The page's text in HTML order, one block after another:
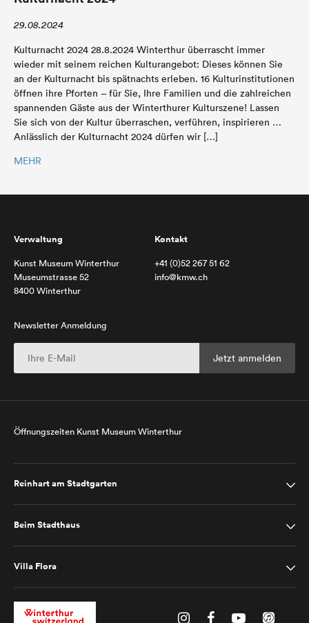
29.08.2024
Kulturnacht 2024 28.8.2024 Winterthur überrascht immer
wieder mit seinem reichen Kulturangebot: Dieses können Sie
an der Kulturnacht bis spätnachts erleben. 16 Kulturinstitutionen
öffnen ihre Pforten – für Sie, Ihre Familien und die zahlreichen
spannenden Gäste aus der Winterthurer Kulturszene! Lassen
Sie sich von der Kultur überraschen, verführen, inspirieren …
Anlässlich der Kulturnacht 2024 dürfen wir […]
MEHR
Verwaltung
Kunst Museum Winterthur
Museumstrasse 52
8400 Winterthur
Kontakt
+41 (0)52 267 51 62
info@kmw.ch
Newsletter Anmeldung
Öffnungszeiten Kunst Museum Winterthur
Reinhart am Stadtgarten
Beim Stadthaus
Villa Flora